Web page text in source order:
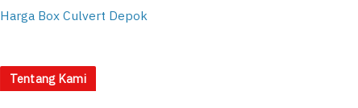
Harga Box Culvert Depok
Tentang Kami